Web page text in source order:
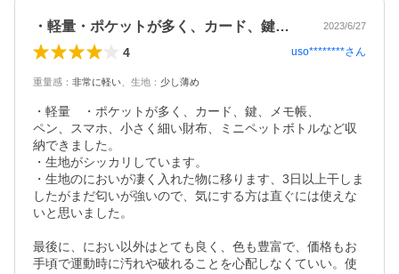
・軽量・ポケットが多く、カード、鍵、メ… 2023/6/27
4 uso********さん
重量感 ： 非常に軽い 生地 ： 少し薄め
・軽量　・ポケットが多く、カード、鍵、メモ帳、
ペン、スマホ、小さく細い財布、ミニペットボトルなど収
納できました。
・生地がシッカリしています。
・生地のにおいが凄く入れた物に移ります、3日以上干しま
したがまだ匂いが強いので、気にする方は直ぐには使えな
いと思いました。
最後に、におい以外はとても良く、色も豊富で、価格もお
手頃で運動時に汚れや破れることを心配しなくていい。使